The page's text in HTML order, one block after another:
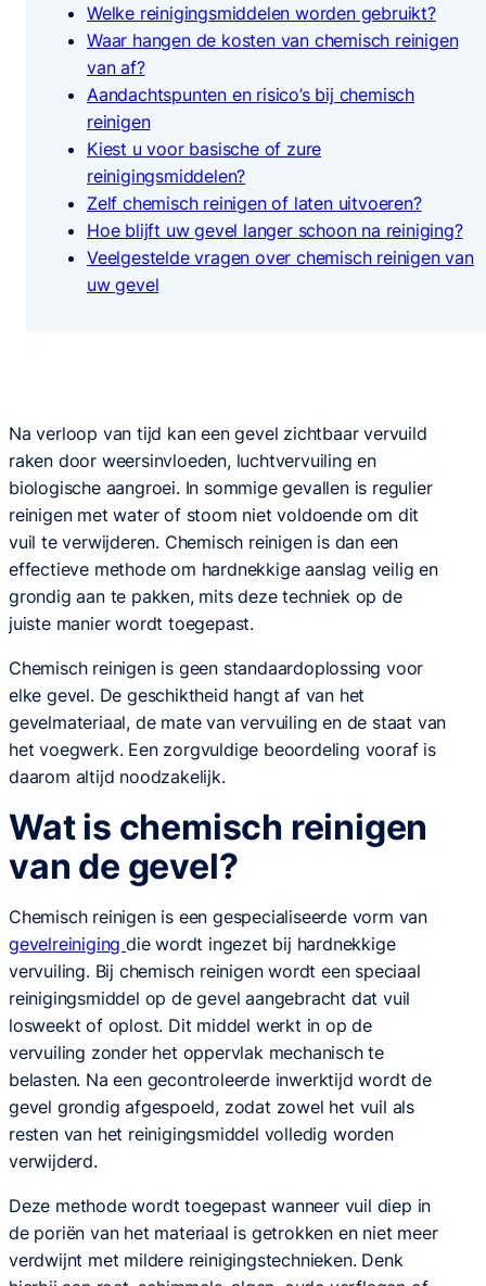
Welke reinigingsmiddelen worden gebruikt?
Waar hangen de kosten van chemisch reinigen
van af?
Aandachtspunten en risico’s bij chemisch
reinigen
Kiest u voor basische of zure
reinigingsmiddelen?
Zelf chemisch reinigen of laten uitvoeren?
Hoe blijft uw gevel langer schoon na reiniging?
Veelgestelde vragen over chemisch reinigen van
uw gevel
Na verloop van tijd kan een gevel zichtbaar vervuild
raken door weersinvloeden, luchtvervuiling en
biologische aangroei. In sommige gevallen is regulier
reinigen met water of stoom niet voldoende om dit
vuil te verwijderen. Chemisch reinigen is dan een
effectieve methode om hardnekkige aanslag veilig en
grondig aan te pakken, mits deze techniek op de
juiste manier wordt toegepast.
Chemisch reinigen is geen standaardoplossing voor
elke gevel. De geschiktheid hangt af van het
gevelmateriaal, de mate van vervuiling en de staat van
het voegwerk. Een zorgvuldige beoordeling vooraf is
daarom altijd noodzakelijk.
Wat is chemisch reinigen
van de gevel?
Chemisch reinigen is een gespecialiseerde vorm van
gevelreinigingdie wordt ingezet bij hardnekkige
vervuiling. Bij chemisch reinigen wordt een speciaal
reinigingsmiddel op de gevel aangebracht dat vuil
losweekt of oplost. Dit middel werkt in op de
vervuiling zonder het oppervlak mechanisch te
belasten. Na een gecontroleerde inwerktijd wordt de
gevel grondig afgespoeld, zodat zowel het vuil als
resten van het reinigingsmiddel volledig worden
verwijderd.
Deze methode wordt toegepast wanneer vuil diep in
de poriën van het materiaal is getrokken en niet meer
verdwijnt met mildere reinigingstechnieken. Denk